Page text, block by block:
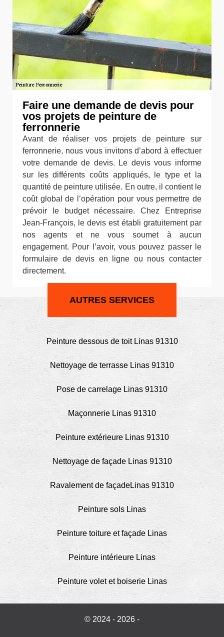
Faire une demande de devis pour
vos projets de peinture de
ferronnerie
Avant de réaliser vos projets de peinture sur
ferronnerie, nous vous invitons d’abord à effectuer
votre demande de devis. Le devis vous informe
sur les différents coûts appliqués, le type et la
quantité de peinture utilisée. En outre, il contient le
coût global de l’opération pour vous permettre de
prévoir le budget nécessaire. Chez Entreprise
Jean-François, le devis est établi gratuitement par
nos agents et ne vous soumet à aucun
engagement. Pour l’avoir, vous pouvez passer le
formulaire de devis en ligne ou nous contacter
directement.
AUTRES SERVICES
Peinture dessous de toit Linas 91310
Nettoyage de terrasse Linas 91310
Pose de carrelage Linas 91310
Maçonnerie Linas 91310
Peinture extérieure Linas 91310
Nettoyage de façade Linas 91310
Ravalement de façadeLinas 91310
Peinture sols Linas
Peinture toiture et façade Linas
Peinture intérieure Linas
Peinture volet et boiserie Linas
© 2024 - 2026 -